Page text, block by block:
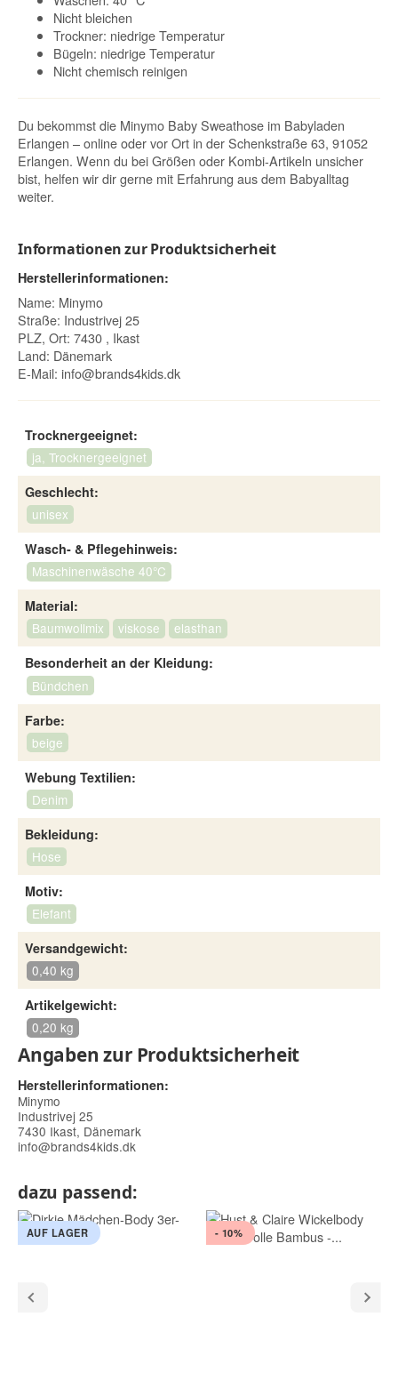
Nicht bleichen
Trockner: niedrige Temperatur
Bügeln: niedrige Temperatur
Nicht chemisch reinigen
Du bekommst die Minymo Baby Sweathose im Babyladen
Erlangen – online oder vor Ort in der Schenkstraße 63, 91052
Erlangen. Wenn du bei Größen oder Kombi-Artikeln unsicher
bist, helfen wir dir gerne mit Erfahrung aus dem Babyalltag
weiter.
Informationen zur Produktsicherheit
Herstellerinformationen:
Name: Minymo
Straße: Industrivej 25
PLZ, Ort: 7430 , Ikast
Land: Dänemark
E-Mail: info@brands4kids.dk
Trocknergeeignet:
ja, Trocknergeeignet
Geschlecht:
unisex
Wasch- & Pflegehinweis:
Maschinenwäsche 40°C
Material:
Baumwollmix
viskose
elasthan
Besonderheit an der Kleidung:
Bündchen
Farbe:
beige
Webung Textilien:
Denim
Bekleidung:
Hose
Motiv:
Elefant
Versandgewicht:
0,40 kg
Artikelgewicht:
0,20 kg
Angaben zur Produktsicherheit
Herstellerinformationen:
Minymo
Industrivej 25
7430 Ikast, Dänemark
info@brands4kids.dk
dazu passend:
AUF LAGER - 10%